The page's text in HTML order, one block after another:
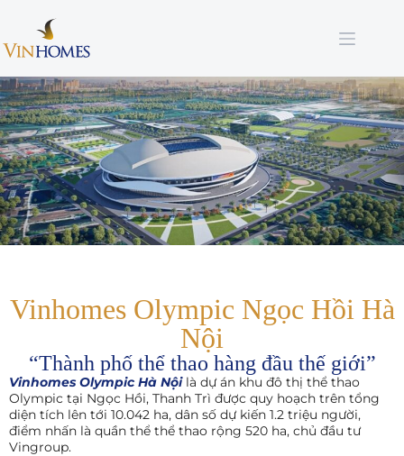
Vinhomes Olympic Ngọc Hồi Hà
Nội
“Thành phố thể thao hàng đầu thế giới”
Vinhomes Olympic Hà Nộilà dự án khu đô thị thể thao
Olympic tại Ngọc Hồi, Thanh Trì được quy hoạch trên tổng
diện tích lên tới 10.042 ha, dân số dự kiến 1.2 triệu người,
điểm nhấn là quần thể thể thao rộng 520 ha, chủ đầu tư
Vingroup.